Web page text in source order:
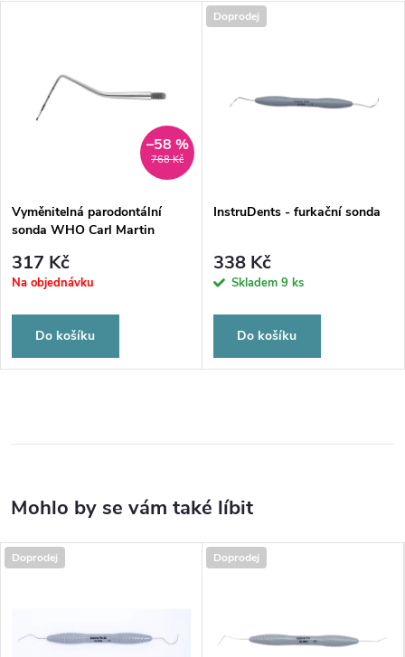
768 Kč
–58 %
Vyměnitelná parodontální
sonda WHO Carl Martin
317 Kč
Na objednávku
Do košíku
Doprodej
InstruDents - furkační sonda
338 Kč
Skladem 9 ks
Do košíku
Doprodej Doprodej